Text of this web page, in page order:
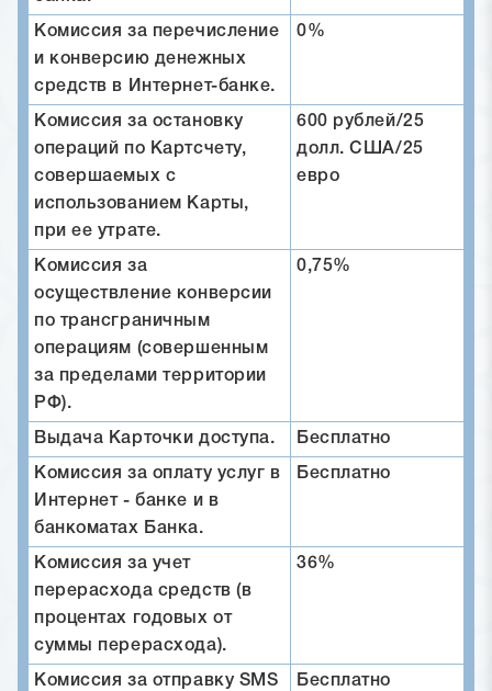
Комиссия за перечисление
и конверсию денежных
средств в Интернет-банке.
0%
Комиссия за остановку
операций по Картсчету,
совершаемых с
использованием Карты,
при ее утрате.
600 рублей/25
долл. США/25
евро
Комиссия за
осуществление конверсии
по трансграничным
операциям (совершенным
за пределами территории
РФ).
0,75%
Выдача Карточки доступа. Бесплатно
Комиссия за оплату услуг в
Интернет - банке и в
банкоматах Банка.
Бесплатно
Комиссия за учет
перерасхода средств (в
процентах годовых от
суммы перерасхода).
36%
Комиссия за отправку SMS
Бесплатно